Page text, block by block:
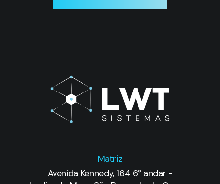
Matriz
Avenida Kennedy, 164 6° andar -